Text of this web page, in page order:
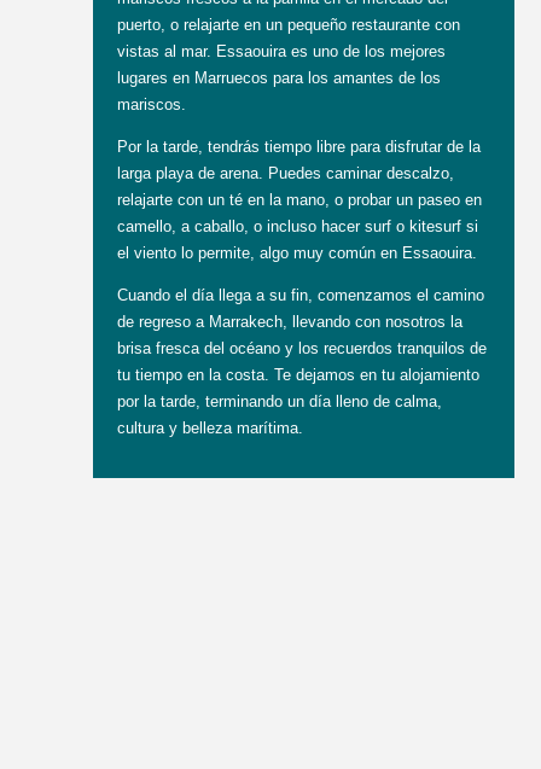
puerto, o relajarte en un pequeño restaurante con
vistas al mar. Essaouira es uno de los mejores
lugares en Marruecos para los amantes de los
mariscos.
Por la tarde, tendrás tiempo libre para disfrutar de la
larga playa de arena. Puedes caminar descalzo,
relajarte con un té en la mano, o probar un paseo en
camello, a caballo, o incluso hacer surf o kitesurf si
el viento lo permite, algo muy común en Essaouira.
Cuando el día llega a su fin, comenzamos el camino
de regreso a Marrakech, llevando con nosotros la
brisa fresca del océano y los recuerdos tranquilos de
tu tiempo en la costa. Te dejamos en tu alojamiento
por la tarde, terminando un día lleno de calma,
cultura y belleza marítima.